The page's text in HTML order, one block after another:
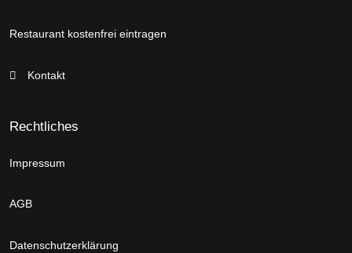
Restaurant kostenfrei eintragen
Kontakt
Rechtliches
Impressum
AGB
Datenschutzerklärung